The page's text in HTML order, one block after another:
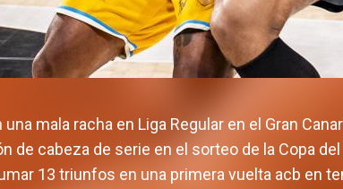
mala racha en Liga Regular en el Gran
de cabeza de serie en el sorteo de la Copa
13 triunfos en una primera vuelta acb en